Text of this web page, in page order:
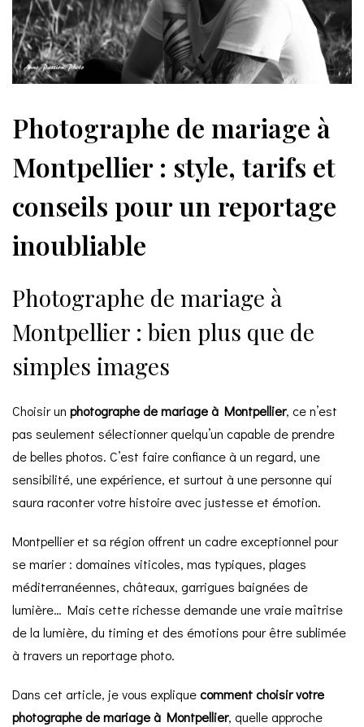
Photographe de mariage à
Montpellier : style, tarifs et
conseils pour un reportage
inoubliable
Photographe de mariage à
Montpellier : bien plus que de
simples images
Choisir un photographe de mariage à Montpellier, ce n’est
pas seulement sélectionner quelqu’un capable de prendre
de belles photos. C’est faire confiance à un regard, une
sensibilité, une expérience, et surtout à une personne qui
saura raconter votre histoire avec justesse et émotion.
Montpellier et sa région offrent un cadre exceptionnel pour
se marier : domaines viticoles, mas typiques, plages
méditerranéennes, châteaux, garrigues baignées de
lumière… Mais cette richesse demande une vraie maîtrise
de la lumière, du timing et des émotions pour être sublimée
à travers un reportage photo.
Dans cet article, je vous expliquecomment choisir votre
photographe de mariage à Montpellier, quelle approche